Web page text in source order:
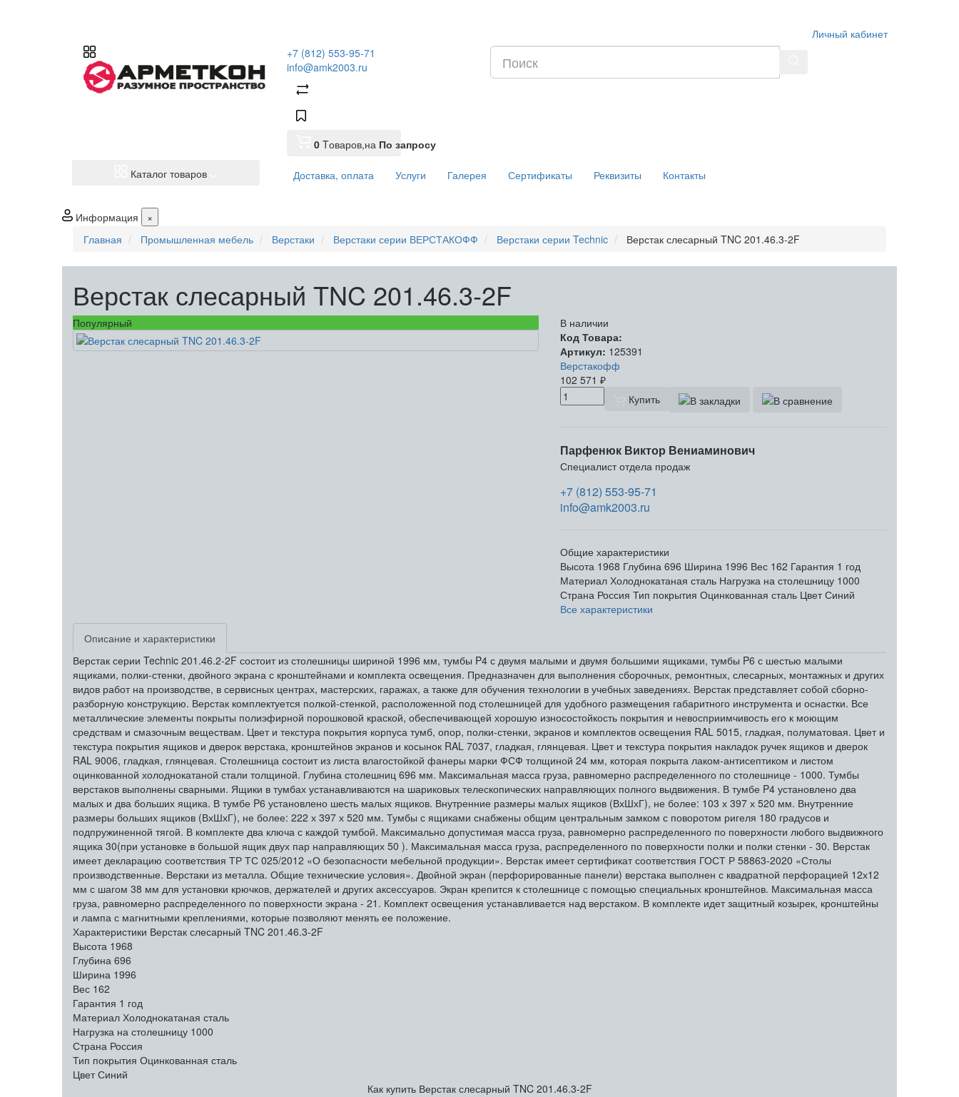
Личный кабинет
+7 (812) 553-95-71
info@amk2003.ru
0 Tоваров,на По запросу
Каталог товаров Доставка, оплата Услуги Галерея Сертификаты Реквизиты Контакты
Информация
×
Главная
Промышленная мебель Верстаки Верстаки серии ВЕРСТАКОФФ Верстаки серии Technic Верстак слесарный TNC 201.46.3-2F
Верстак слесарный TNC 201.46.3-2F
Популярный
В наличии
Код Товара:
Артикул: 125391
Верстакофф
102 571 ₽
Купить
Парфенюк Виктор Вениаминович
Специалист отдела продаж
+7 (812) 553-95-71
info@amk2003.ru
Общие характеристики
Высота 1968 Глубина 696 Ширина 1996 Вес 162 Гарантия 1 год
Материал Холоднокатаная сталь Нагрузка на столешницу 1000
Страна Россия Тип покрытия Оцинкованная сталь Цвет Синий
Все характеристики
Описание и характеристики
Верстак серии Technic 201.46.2-2F состоит из столешницы шириной 1996 мм, тумбы P4 с двумя малыми и двумя большими ящиками, тумбы P6 с шестью малыми
ящиками, полки-стенки, двойного экрана с кронштейнами и комплекта освещения. Предназначен для выполнения сборочных, ремонтных, слесарных, монтажных и других
видов работ на производстве, в сервисных центрах, мастерских, гаражах, а также для обучения технологии в учебных заведениях. Верстак представляет собой сборно-
разборную конструкцию. Верстак комплектуется полкой-стенкой, расположенной под столешницей для удобного размещения габаритного инструмента и оснастки. Все
металлические элементы покрыты полиэфирной порошковой краской, обеспечивающей хорошую износостойкость покрытия и невосприимчивость его к моющим
средствам и смазочным веществам. Цвет и текстура покрытия корпуса тумб, опор, полки-стенки, экранов и комплектов освещения RAL 5015, гладкая, полуматовая. Цвет и
текстура покрытия ящиков и дверок верстака, кронштейнов экранов и косынок RAL 7037, гладкая, глянцевая. Цвет и текстура покрытия накладок ручек ящиков и дверок
RAL 9006, гладкая, глянцевая. Столешница состоит из листа влагостойкой фанеры марки ФСФ толщиной 24 мм, которая покрыта лаком-антисептиком и листом
оцинкованной холоднокатаной стали толщиной. Глубина столешниц 696 мм. Максимальная масса груза, равномерно распределенного по столешнице - 1000. Тумбы
верстаков выполнены сварными. Ящики в тумбах устанавливаются на шариковых телескопических направляющих полного выдвижения. В тумбе P4 установлено два
малых и два больших ящика. В тумбе P6 установлено шесть малых ящиков. Внутренние размеры малых ящиков (ВхШхГ), не более: 103 х 397 х 520 мм. Внутренние
размеры больших ящиков (ВхШхГ), не более: 222 х 397 х 520 мм. Тумбы с ящиками снабжены общим центральным замком с поворотом ригеля 180 градусов и
подпружиненной тягой. В комплекте два ключа с каждой тумбой. Максимально допустимая масса груза, равномерно распределенного по поверхности любого выдвижного
ящика 30(при установке в большой ящик двух пар направляющих 50 ). Максимальная масса груза, распределенного по поверхности полки и полки стенки - 30. Верстак
имеет декларацию соответствия ТР ТС 025/2012 «О безопасности мебельной продукции». Верстак имеет сертификат соответствия ГОСТ Р 58863-2020 «Столы
производственные. Верстаки из металла. Общие технические условия». Двойной экран (перфорированные панели) верстака выполнен с квадратной перфорацией 12х12
мм с шагом 38 мм для установки крючков, держателей и других аксессуаров. Экран крепится к столешнице с помощью специальных кронштейнов. Максимальная масса
груза, равномерно распределенного по поверхности экрана - 21. Комплект освещения устанавливается над верстаком. В комплекте идет защитный козырек, кронштейны
и лампа с магнитными креплениями, которые позволяют менять ее положение.
Характеристики Верстак слесарный TNC 201.46.3-2F
Высота 1968
Глубина 696
Ширина 1996
Вес 162
Гарантия 1 год
Материал Холоднокатаная сталь
Нагрузка на столешницу 1000
Страна Россия
Тип покрытия Оцинкованная сталь
Цвет Синий
Как купить Верстак слесарный TNC 201.46.3-2F